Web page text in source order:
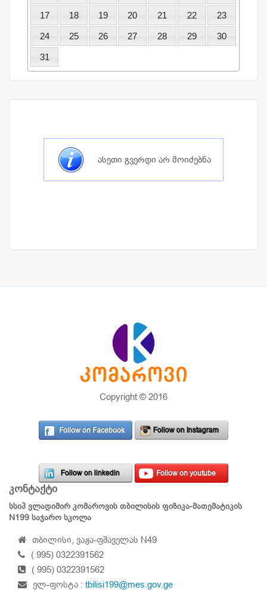
17 18 19 20 21 22 23
24 25 26 27 28 29 30
31
ასეთი გვერდი არ მოიძებნა
Copyright © 2016
Follow on Facebook Follow on Instagram
Follow on linkedin Follow on youtube
კონტაქტი
სსიპ ვლადიმირ კომაროვის თბილისის ფიზიკა-მათემატიკის
N199 საჯარო სკოლა
თბილისი, ვაჟა-ფშაველას N49
( 995) 0322391562
( 995) 0322391562
ელ-ფოსტა : tbilisi199@mes.gov.ge